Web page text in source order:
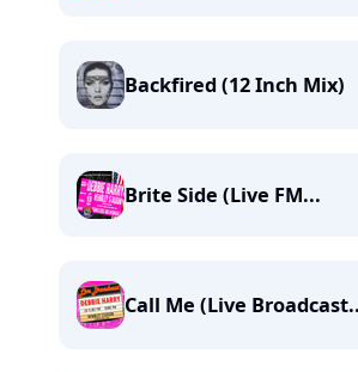
Backfired (12 Inch Mix)
Brite Side (Live FM...
Call Me (Live